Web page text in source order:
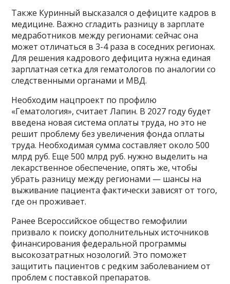
Также Куринный высказался о дефиците кадров в
медицине. Важно сгладить разницу в зарплате
медработников между регионами: сейчас она
может отличаться в 3-4 раза в соседних регионах.
Для решения кадрового дефицита нужна единая
зарплатная сетка для гематологов по аналогии со
следственными органами и МВД.
Необходим нацпроект по профилю
«Гематология», считает Лапин. В 2027 году будет
введена новая система оплаты труда, но это не
решит проблему без увеличения фонда оплаты
труда. Необходимая сумма составляет около 500
млрд руб. Еще 500 млрд руб. нужно выделить на
лекарственное обеспечение, опять же, чтобы
убрать разницу между регионами — шансы на
выживание пациента фактически зависят от того,
где он проживает.
Ранее Всероссийское общество гемофилии
призвало к поиску дополнительных источников
финансирования федеральной программы
высокозатратных нозологий. Это поможет
защитить пациентов с редким заболеванием от
проблем с поставкой препаратов.